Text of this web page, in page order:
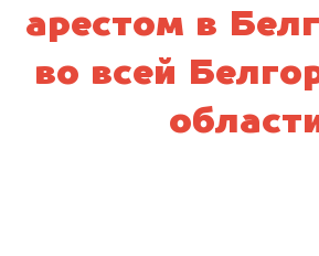
арестом в
во всей